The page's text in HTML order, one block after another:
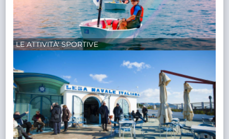
LE ATTIVITÀ' SPORTIVE